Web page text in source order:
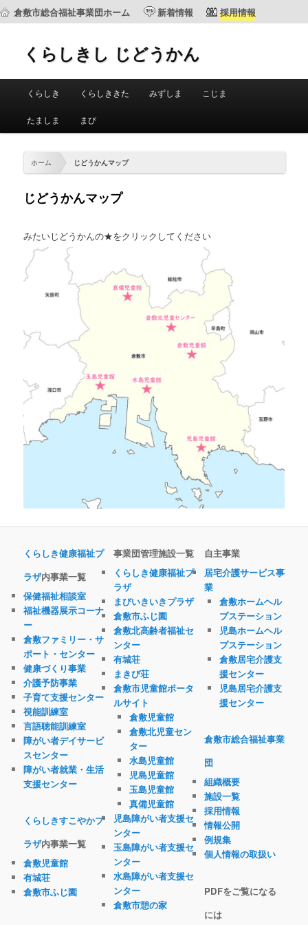
倉敷市総合福祉事業団ホーム 新着情報 採用情報
くらしきし じどうかん
メ
メ
イ
テ
へ
動
サ
ブ
ン
移
くらしき くらしききた みずしま こじま
たましま まび
ホーム じどうかんマップ
じどうかんマップ
みたいじどうかんの★をクリックしてください
くらしき健康福祉プ
ラザ内事業一覧
保健福祉相談室
福祉機器展示コーナ
ー
倉敷ファミリー・サ
ポート・センター
健康づくり事業
介護予防事業
子育て支援センター
視能訓練室
言語聴能訓練室
障がい者デイサービ
スセンター
障がい者就業・生活
支援センター
くらしきすこやかプ
ラザ内事業一覧
倉敷児童館
有城荘
倉敷市ふじ園
事業団管理施設一覧
くらしき健康福祉プ
ラザ
まびいきいきプラザ
倉敷市ふじ園
倉敷北高齢者福祉セ
ンター
有城荘
まきび荘
倉敷市児童館ポータ
ルサイト
倉敷児童館
倉敷北児童セン
ター
水島児童館
児島児童館
玉島児童館
真備児童館
児島障がい者支援セ
ンター
玉島障がい者支援セ
ンター
水島障がい者支援セ
ンター
倉敷市憩の家
自主事業
居宅介護サービス事
業
倉敷ホームヘル
プステーション
児島ホームヘル
プステーション
倉敷居宅介護支
援センター
児島居宅介護支
援センター
倉敷市総合福祉事業
団
組織概要
施設一覧
採用情報
情報公開
例規集
個人情報の取扱い
PDFをご覧になる
には